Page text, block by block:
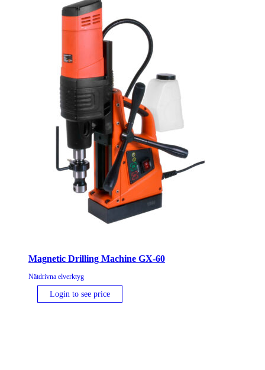
Magnetic Drilling Machine GX-60
Nätdrivna elverktyg
Login to see price